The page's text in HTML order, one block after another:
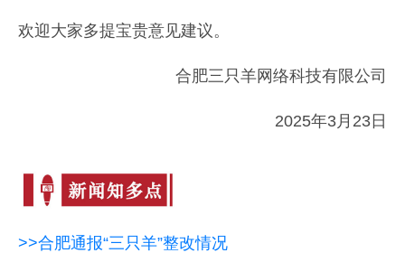
欢迎大家多提宝贵意见建议。
合肥三只羊网络科技有限公司
2025年3月23日
>>合肥通报“三只羊”整改情况